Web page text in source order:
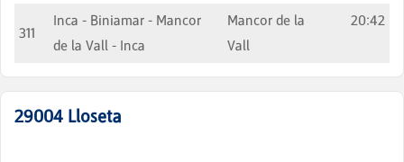
311
Inca - Biniamar - Mancor
de la Vall - Inca
Mancor de la
Vall
20:42
29004 Lloseta